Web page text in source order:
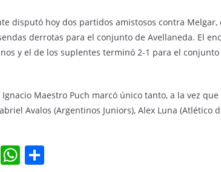
disputó hoy dos partidos amistosos contra Melgar,
derrotas para el conjunto de Avellaneda. El
y el de los suplentes terminó 2-1 para el
Ignacio Maestro Puch marcó único tanto, a la vez
Avalos (Argentinos Juniors), Alex Luna (Atlético
T W